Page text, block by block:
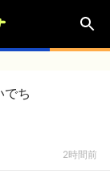
でち
2時間前